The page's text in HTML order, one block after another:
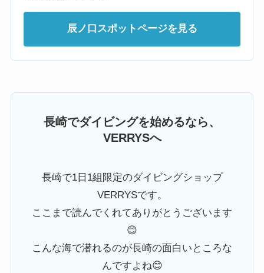
辰ノ口スポットページを見る
長崎でダイビングを始めるなら、
VERRYSへ
長崎で1日1組限定のダイビングショップ
VERRYSです。
ここまで読んでくれてありがとうございます
😊
こんな海で潜れるのが長崎の面白いところな
んですよね😊